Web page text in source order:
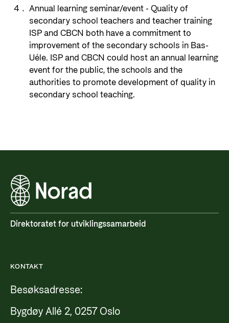
Annual learning seminar/event - Quality of
secondary school teachers and teacher training
ISP and CBCN both have a commitment to
improvement of the secondary schools in Bas-
Uéle. ISP and CBCN could host an annual learning
event for the public, the schools and the
authorities to promote development of quality in
secondary school teaching.
Direktoratet for utviklingssamarbeid
KONTAKT
Besøksadresse:
Bygdøy Allé 2, 0257 Oslo